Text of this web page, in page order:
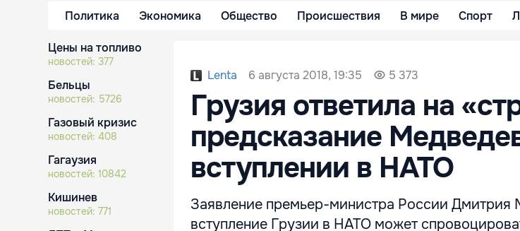
Политика Экономика Общество Происшествия В мире Спорт
Цены на топливо
новостей: 377
Бельцы
новостей: 5726
Газовый кризис
новостей: 408
Гагаузия
новостей: 10842
Кишинев
новостей: 771
Lenta 6 августа 2018, 19:35 5 373
Грузия ответила на
предсказание
вступлении в НАТО
Заявление премьер-министра России Дмитрия
вступление Грузии в НАТО может